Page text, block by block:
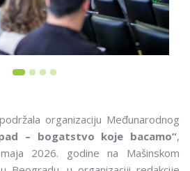
organizaciju Međunarodnog
– bogatstvo koje bacamo“,
2026. godine na Mašinskom